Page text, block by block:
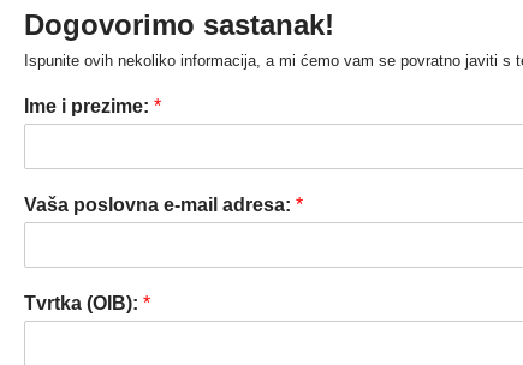
Dogovorimo sastanak!
Ispunite ovih nekoliko informacija, a mi ćemo vam se povratno javiti
Ime i prezime: *
Vaša poslovna e-mail adresa: *
Tvrtka (OIB): *